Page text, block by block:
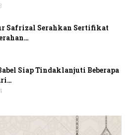
Safrizal Serahkan Sertifikat
Siap Tindaklanjuti Beberapa